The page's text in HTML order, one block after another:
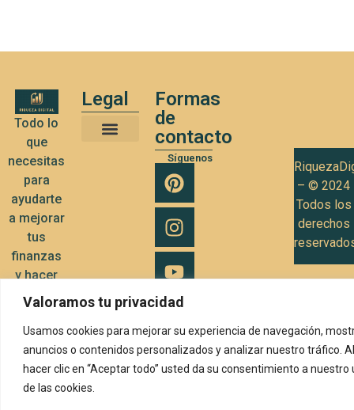
Valoramos tu privacidad
Usamos cookies para mejorar su experiencia de navegación,
anuncios o contenidos personalizados y analizar nuestro tráfico. Al
hacer clic en “Aceptar todo” usted da su consentimiento a nuestro
de las cookies.
Todo lo
que
necesitas
para
ayudarte
a mejorar
tus
finanzas
y hacer
crecer tu
Legal
Formas
de
contacto
Síguenos
– © 2024
Todos los
derechos